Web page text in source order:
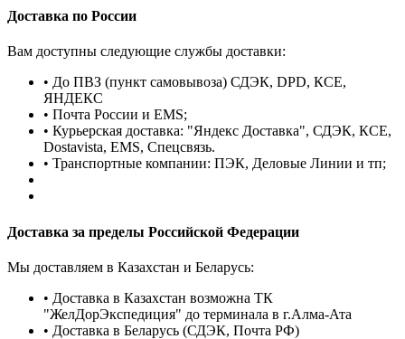
Доставка по России
Вам доступны следующие службы доставки:
• До ПВЗ (пункт самовывоза) СДЭК, DPD, КСЕ,
ЯНДЕКС
• Почта России и EMS;
• Курьерская доставка: "Яндекс Доставка", СДЭК, КСЕ,
Dostavista, EMS, Спецсвязь.
• Транспортные компании: ПЭК, Деловые Линии и тп;
Доставка за пределы Российской Федерации
Мы доставляем в Казахстан и Беларусь:
• Доставка в Казахстан возможна ТК
"ЖелДорЭкспедиция" до терминала в г.Алма-Ата
• Доставка в Беларусь (СДЭК, Почта РФ)